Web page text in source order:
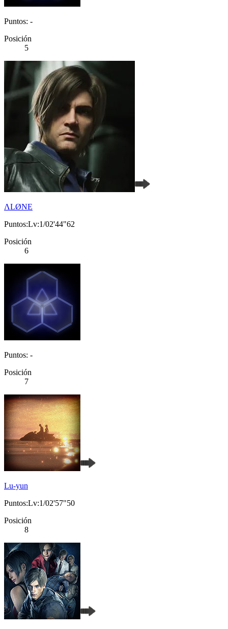
Puntos: -
Posición
5
ΛLØNE
Puntos:Lv:1/02'44"62
Posición
6
Puntos: -
Posición
7
Lu-yun
Puntos:Lv:1/02'57"50
Posición
8